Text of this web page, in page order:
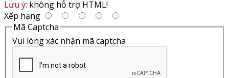
Lưu ý: không hỗ trợ HTML!
Xếp hạng
Mã Captcha
Vui lòng xác nhận mã captcha